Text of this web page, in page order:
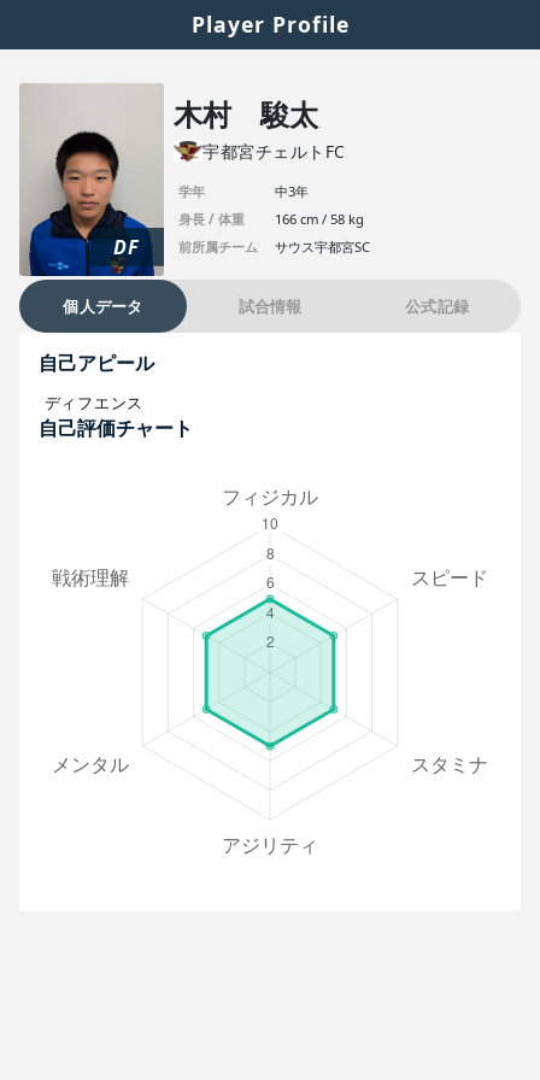
Player Profile
DF
木村 駿太
宇都宮チェルトFC
学年
中3年
身長 / 体重
166 cm / 58 kg
前所属チーム
サウス宇都宮SC
個人データ 試合情報 公式記録
自己アピール
ディフエンス
自己評価チャート